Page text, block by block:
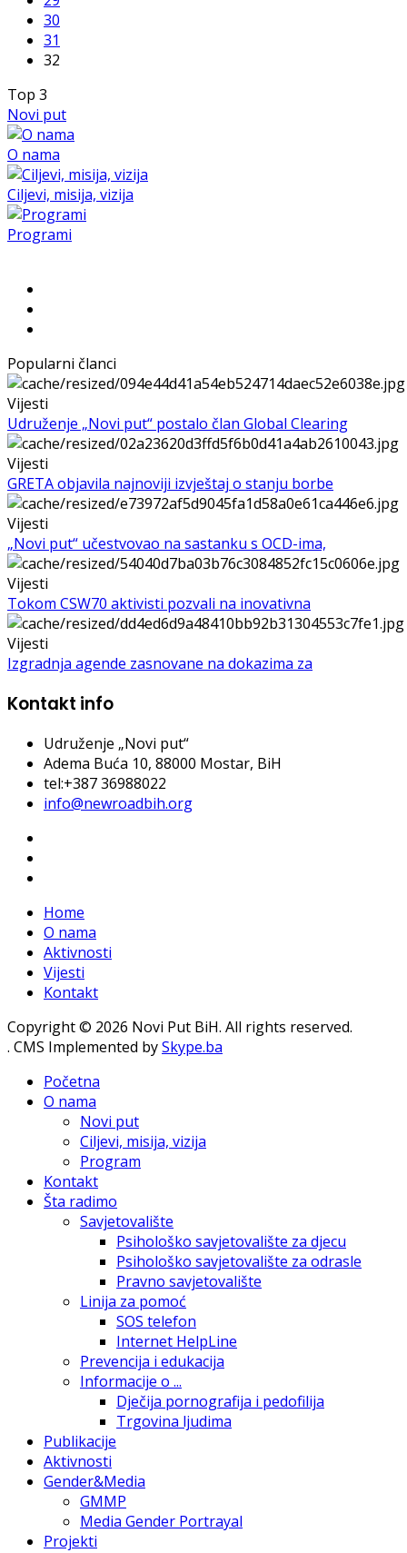
30
31
32
Top 3
Novi put
O nama
Ciljevi, misija, vizija
Programi
Popularni članci
Vijesti
Udruženje „Novi put“ postalo član Global Clearing
Vijesti
GRETA objavila najnoviji izvještaj o stanju borbe
Vijesti
„Novi put“ učestvovao na sastanku s OCD-ima,
Vijesti
Tokom CSW70 aktivisti pozvali na inovativna
Vijesti
Izgradnja agende zasnovane na dokazima za
Kontakt info
Udruženje „Novi put“
Adema Buća 10, 88000 Mostar, BiH
tel:+387 36988022
info@newroadbih.org
Home
O nama
Aktivnosti
Vijesti
Kontakt
Copyright © 2026 Novi Put BiH. All rights reserved.
. CMS Implemented bySkype.ba
Početna
O nama
Novi put
Ciljevi, misija, vizija
Program
Kontakt
Šta radimo
Savjetovalište
Psihološko savjetovalište za djecu
Psihološko savjetovalište za odrasle
Pravno savjetovalište
Linija za pomoć
SOS telefon
Internet HelpLine
Prevencija i edukacija
Informacije o ...
Dječija pornografija i pedofilija
Trgovina ljudima
Publikacije
Aktivnosti
Gender&Media
GMMP
Media Gender Portrayal
Projekti